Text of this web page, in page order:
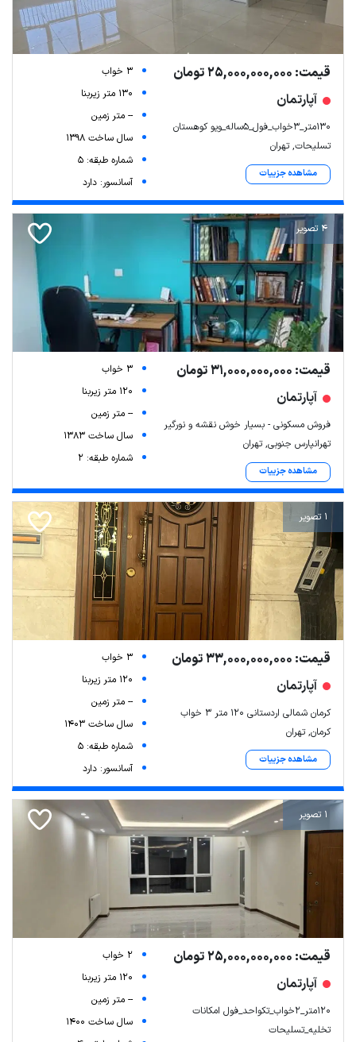
قیمت: 25,000,000,000 تومان
آپارتمان
130متر_3خواب_فول_5ساله_ویو کوهستان
تسلیحات, تهران
مشاهده جزییات
3 خواب
130 متر زیربنا
-- متر زمین
سال ساخت 1398
شماره طبقه: 5
آسانسور: دارد
4 تصویر
قیمت: 31,000,000,000 تومان
آپارتمان
فروش مسکونی - بسیار خوش نقشه و نورگیر
تهرانپارس جنوبی, تهران
مشاهده جزییات
3 خواب
120 متر زیربنا
-- متر زمین
سال ساخت 1383
شماره طبقه: 2
1 تصویر
قیمت: 33,000,000,000 تومان
آپارتمان
کرمان شمالی اردستانی ۱۲۰ متر 3 خواب
کرمان, تهران
مشاهده جزییات
3 خواب
120 متر زیربنا
-- متر زمین
سال ساخت 1403
شماره طبقه: 5
آسانسور: دارد
1 تصویر
قیمت: 25,000,000,000 تومان
آپارتمان
120متر_2خواب_تکواحد_فول امکانات
تخلیه_تسلیحات
2 خواب
120 متر زیربنا
-- متر زمین
سال ساخت 1400